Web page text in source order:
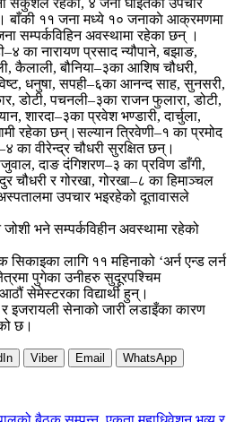
सकुशल रहेको, ४ जना घाइतेको उपचार
बाँकी ११ जना मध्ये १० जनाकाे आक्रमणमा
सम्पर्कविहिन अवस्थामा रहेका छन् ।
का नारायण प्रसाद न्यौपाने, बझाङ,
कैलाली, बौनिया–३का आशिष चौधरी,
धनुषा, सपही–६का आनन्द साह, सुनसरी,
डोटी, पचनली–३का राजन फुलारा, डोटी,
शारदा–३का प्रवेश भण्डारी, दार्चुला,
रहेका छन्।सल्यान त्रिवेणी–१ का प्रमोद
का वीरेन्द्र चौधरी सुरक्षित छन्।
दाङ दंगिशरण–३ का प्रविण डाँगी,
चौधरी र गोरखा, गोरखा–८ का हिमाञ्चल
उपचार भइरहेको दूतावासले
भने सम्पर्कविहीन अवस्थामा रहेको
लागि ११ महिनाको ‘अर्न एन्ड लर्न
पुगेका उनीहरु सुदूरपश्चिम
सेमेस्टरका विद्यार्थी हुन्।
इजरायली सेनाको जारी लडाइँका कारण
छ।
Viber Email WhatsApp